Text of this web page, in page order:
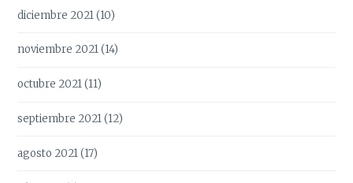
diciembre 2021(10)
noviembre 2021(14)
octubre 2021(11)
septiembre 2021(12)
agosto 2021(17)